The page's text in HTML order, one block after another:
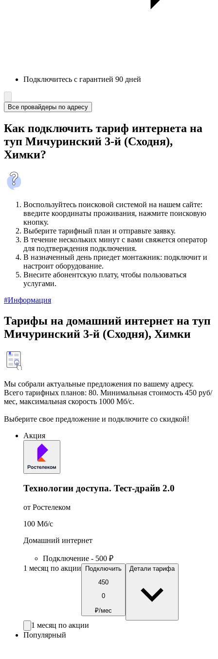
Подключитесь с гарантией 90 дней
Все провайдеры по адресу
Как подключить тариф интернета на
туп Мичуринский 3-й (Сходня),
Химки?
Воспользуйтесь поисковой системой на нашем сайте:
введите координаты проживания, нажмите поисковую
кнопку.
Выберите тарифный план и отправьте заявку.
В течение нескольких минут с вами свяжется оператор
для подтверждения подключения.
В назначенный день приедет монтажник: подключит и
настроит оборудование.
Внесите абонентскую плату, чтобы пользоваться
услугами.
#Информация
Тарифы на домашний интернет на туп
Мичуринский 3-й (Сходня), Химки
Мы собрали актуальные предложения по вашему адресу.
Всего тарифных планов: 80. Минимальная стоимость 450 руб/
мес, максимальная скорость 1000 Мб/с.
Выберите свое предложение и подключите со скидкой!
Акция
Технологии доступа. Тест-драйв 2.0
от Ростелеком
100 Мб/c
Домашний интернет
Подключение - 500 ₽
1 месяц по акции
Подключить
450
0
₽/мес
Детали тарифа
1 месяц по акции
Популярный